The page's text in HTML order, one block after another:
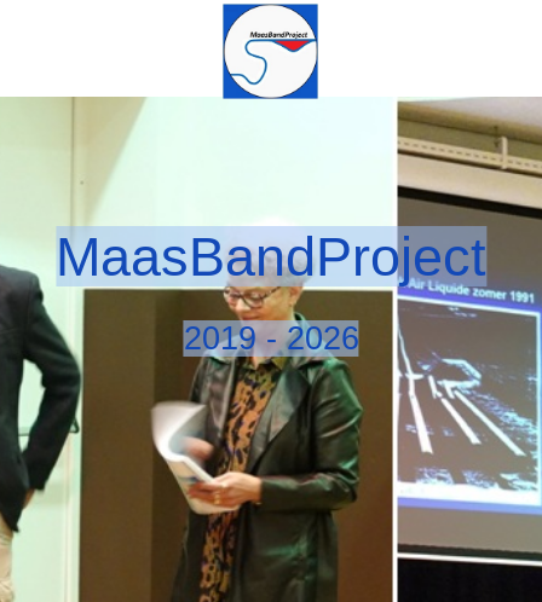
MaasBandProject
2019 - 2026